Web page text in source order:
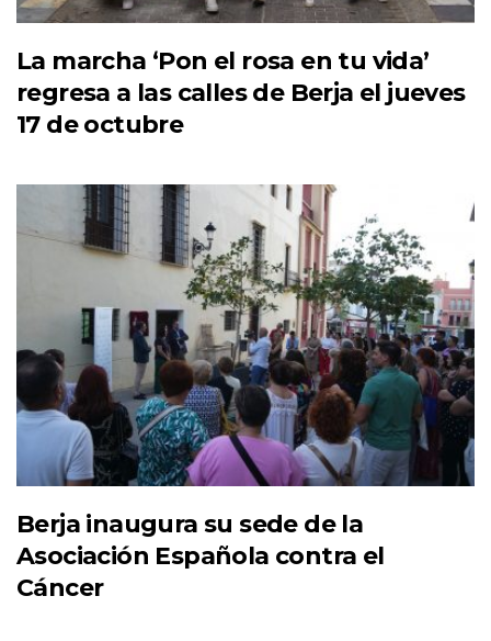
La marcha ‘Pon el rosa en tu vida’
regresa a las calles de Berja el jueves
17 de octubre
Berja inaugura su sede de la
Asociación Española contra el
Cáncer